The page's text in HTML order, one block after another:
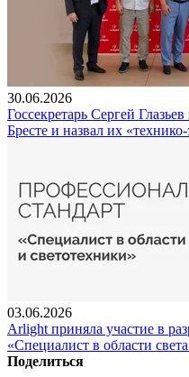
30.06.2026
Госсекретарь Сергей
Бресте и назвал их
03.06.2026
Arlight приняла участие в
«Специалист в области
Поделиться